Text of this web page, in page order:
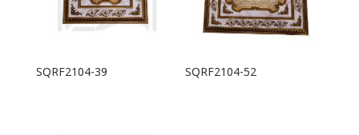
SQRF2104-39 SQRF2104-52